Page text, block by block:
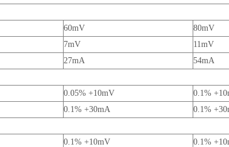
60mV
80mV
7mV
11mV
27mA
54mA
0.05% +10mV
0.1%
0.1% +30mA
0.1%
0.1% +10mV
0.1%